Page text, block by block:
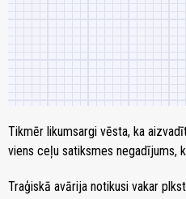
Tikmēr likumsargi vēsta, ka
viens ceļu satiksmes negadījums,
Traģiskā avārija notikusi vakar